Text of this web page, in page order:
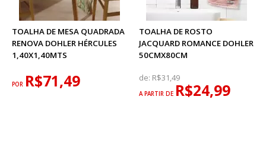
TOALHA DE MESA QUADRADA
RENOVA DOHLER HÉRCULES
1,40X1,40MTS
POR R$71,49
TOALHA DE ROSTO
JACQUARD ROMANCE DOHLER
50CMX80CM
de: R$31,49
A PARTIR DE R$24,99